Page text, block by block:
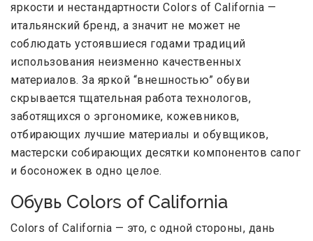
яркости и нестандартности Colors of California —
итальянский бренд, а значит не может не
соблюдать устоявшиеся годами традиций
использования неизменно качественных
материалов. За яркой “внешностью” обуви
скрывается тщательная работа технологов,
заботящихся о эргономике, кожевников,
отбирающих лучшие материалы и обувщиков,
мастерски собирающих десятки компонентов сапог
и босоножек в одно целое.
Обувь Colors of California
Colors of California — это, с одной стороны, дань